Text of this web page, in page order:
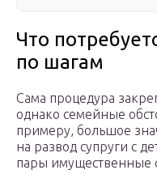
Что
по шагам
Сама процедура
однако семейные
примеру, большое
на развод супруги с
пары имущественные